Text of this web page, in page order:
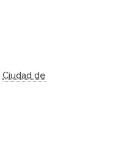
Ciudad de